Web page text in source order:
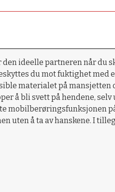
den ideelle partneren når
du mot fuktighet
materialet på
å bli svett på hendene,
mobilberøringsfunksjonen
uten å ta av hanskene. I